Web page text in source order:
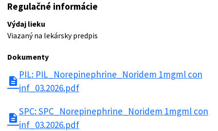
Regulačné informácie
Výdaj lieku
Viazaný na lekársky predpis
Dokumenty
description
PIL: PIL_Norepinephrine_Noridem 1mgml con
inf_03.2026.pdf
description
SPC: SPC_Norepinephrine_Noridem 1mgml con
inf_03.2026.pdf